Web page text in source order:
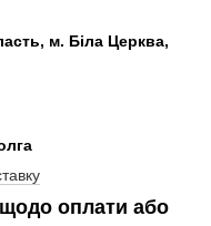
м. Біла Церква,
оплати або